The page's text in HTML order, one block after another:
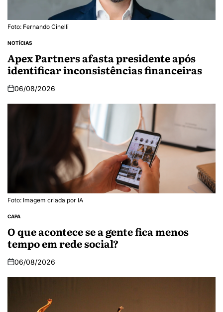
Foto: Fernando Cinelli
NOTÍCIAS
Apex Partners afasta presidente após
identificar inconsistências financeiras
06/08/2026
Foto: Imagem criada por IA
CAPA
O que acontece se a gente fica menos
tempo em rede social?
06/08/2026